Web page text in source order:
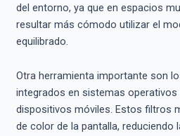
del entorno, ya que en espacios
resultar más cómodo utilizar el
equilibrado.
Otra herramienta importante son
integrados en sistemas
dispositivos móviles. Estos filtros
de color de la pantalla, reduciendo